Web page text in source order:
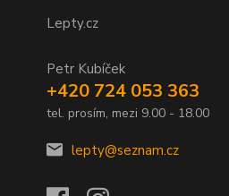
Lepty.cz
Petr Kubíček
+420 724 053 363
tel. prosím, mezi 9.00 - 18.00
lepty@seznam.cz